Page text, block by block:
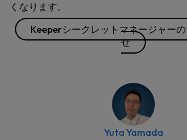
くなります。
Keeperシークレットマネージャー
せ
Yuta Yamada